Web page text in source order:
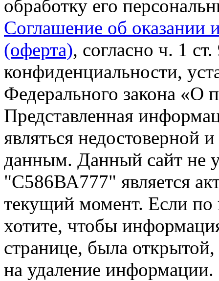
обработку его
Соглашение об оказании
(оферта), согласно ч. 1
конфиденциальности,
Федерального закона «О
Представленная
являться недостоверной
данным. Данный сайт не
"С586ВА777" является
текущий момент. Если
хотите, чтобы
странице, была открытой,
на удаление информации.